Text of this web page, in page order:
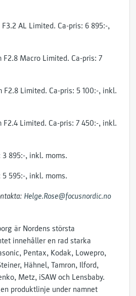
F3.2 AL Limited. Ca-pris: 6 895:-,
F2.8 Macro Limited. Ca-pris: 7
F2.8 Limited. Ca-pris: 5 100:-, inkl.
F2.4 Limited. Ca-pris: 7 450:-, inkl.
3 895:-, inkl. moms.
5 595:-, inkl. moms.
Helge.Rose@focusnordic.no
är Nordens största
innehåller en rad starka
Pentax, Kodak, Lowepro,
Hähnel, Tamron, Ilford,
Metz, iSAW och Lensbaby.
produktlinje under namnet